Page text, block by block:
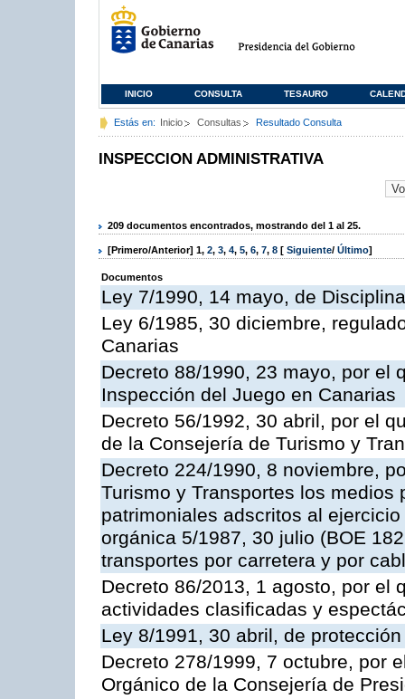
INICIO CONSULTA TESAURO
Estás en: Inicio Consultas Resultado Consulta
INSPECCION ADMINISTRATIVA
209 documentos encontrados, mostrando del 1 al 25.
[Primero/Anterior] 1, 2, 3, 4, 5, 6, 7, 8 [ Siguiente/ Último]
Documentos
Ley 7/1990, 14 mayo, de
Ley 6/1985, 30 diciembre,
Canarias
Decreto 88/1990, 23 mayo, por el
Inspección del Juego en Canarias
Decreto 56/1992, 30 abril, por el
de la Consejería de Turismo y
Decreto 224/1990, 8 noviembre,
Turismo y Transportes los
patrimoniales adscritos al
orgánica 5/1987, 30 julio (BOE
transportes por carretera y por
Decreto 86/2013, 1 agosto, por el
actividades clasificadas y
Ley 8/1991, 30 abril, de
Decreto 278/1999, 7 octubre, por
Orgánico de la Consejería de